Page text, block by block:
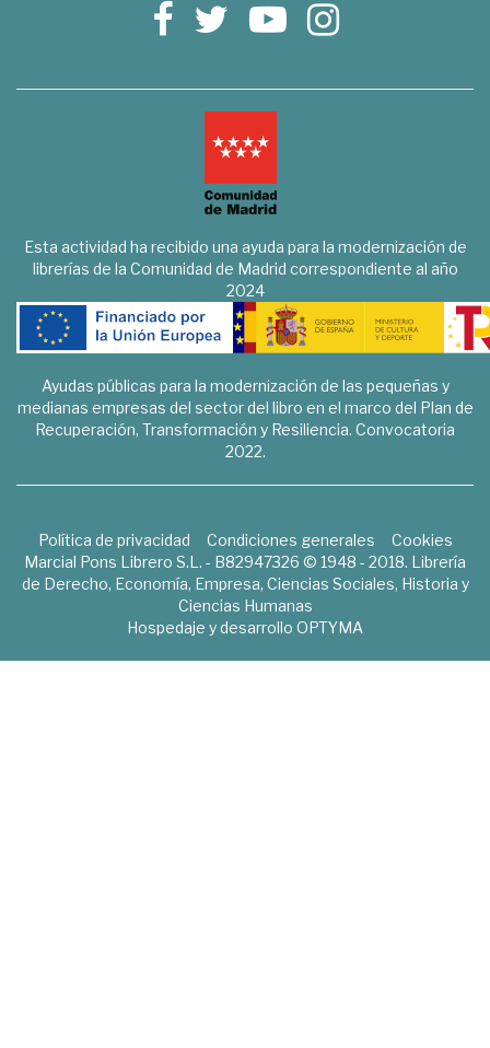
Esta actividad ha recibido una ayuda para la modernización de
librerías de la Comunidad de Madrid correspondiente al año
2024
Ayudas públicas para la modernización de las pequeñas y
medianas empresas del sector del libro en el marco del Plan de
Recuperación, Transformación y Resiliencia. Convocatoria
2022.
Política de privacidad Condiciones generales
Cookies
Marcial Pons Librero S.L. - B82947326 © 1948 - 2018. Librería
de Derecho, Economía, Empresa, Ciencias Sociales, Historia y
Ciencias Humanas
Hospedaje y desarrollo OPTYMA